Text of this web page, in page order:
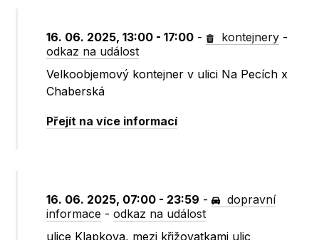
16. 06. 2025, 13:00 - 17:00 - kontejnery -
odkaz na událost
Velkoobjemový kontejner v ulici Na Pecích x
Chaberská
Přejít na více informací
16. 06. 2025, 07:00 - 23:59 -
dopravní
informace -odkaz na událost
ulice Klapkova, mezi křižovatkami ulic